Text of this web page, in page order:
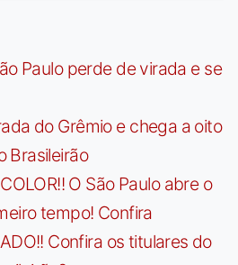
Paulo perde de virada e se
do Grêmio e chega a oito
Brasileirão
O São Paulo abre o
tempo! Confira
Confira os titulares do